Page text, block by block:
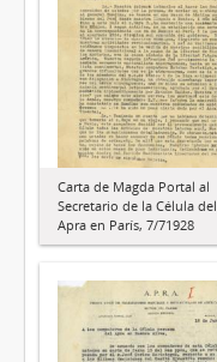
Carta de Magda Portal al
Secretario de la Célula del
Apra en París, 7/71928